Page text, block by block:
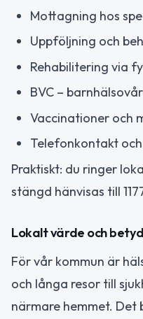
Mottagning hos
Uppföljning och
Rehabilitering via
BVC –
Vaccinationer och
Telefonkontakt
Praktiskt: du ringer
stängd hänvisas till
Lokalt värde och
För vår kommun är
och långa resor till
närmare hemmet. Det